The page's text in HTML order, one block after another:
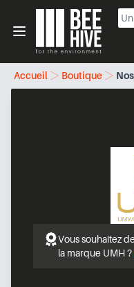
Open menu
Beehive
Accueil Boutique
Vous souhaitez
la marque UMH ?